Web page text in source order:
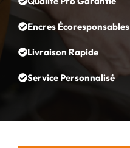
Encres Écoresponsables
Livraison Rapide
Service Personnalisé